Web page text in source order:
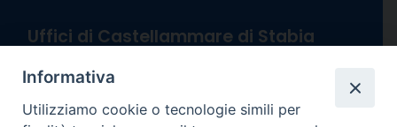
Uffici di Castellammare di Stabia
Stabia (NA)
tel. 0818714501
Giorni ed Orari Apertura Uffici:
Informativa
Utilizziamo cookie o tecnologie simili per